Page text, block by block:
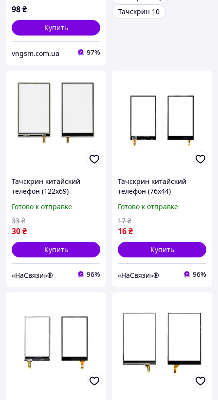
98₴
Купить
vngsm.com.ua 97%
Тачскрин 10
Тачскрин китайский
телефон (122x69)
Готово к отправке
30₴
33 ₴
Купить
«НаСвязи»® 96%
Тачскрин китайский
телефон (76х44)
Готово к отправке
16₴
17 ₴
Купить
«НаСвязи»® 96%